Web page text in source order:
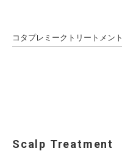
コタプレミークトリートメント
Scalp Treatment